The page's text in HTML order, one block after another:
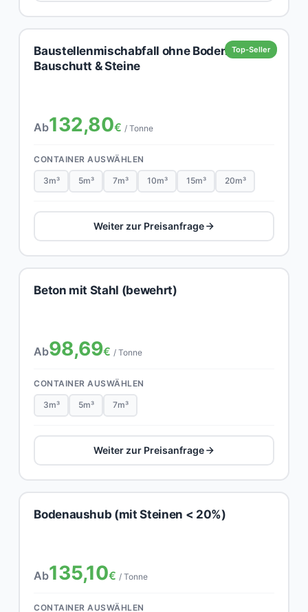
Top-Seller
Baustellenmischabfall ohne Boden,
Bauschutt & Steine
Ab132,80€ / Tonne
CONTAINER AUSWÄHLEN
3m³ 5m³ 7m³ 10m³ 15m³ 20m³
Weiter zur Preisanfrage
Beton mit Stahl (bewehrt)
Ab98,69€ / Tonne
CONTAINER AUSWÄHLEN
3m³ 5m³ 7m³
Weiter zur Preisanfrage
Bodenaushub (mit Steinen < 20%)
Ab135,10€ / Tonne
CONTAINER AUSWÄHLEN